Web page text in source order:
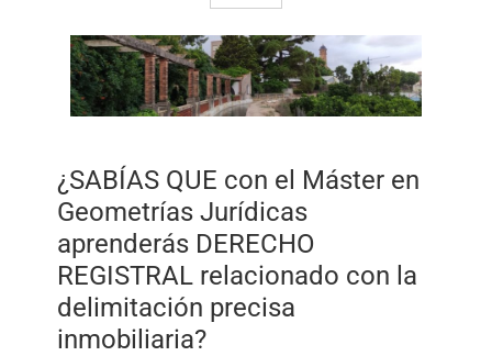
¿SABÍAS QUE con el Máster en
Geometrías Jurídicas
aprenderás DERECHO
REGISTRAL relacionado con la
delimitación precisa
inmobiliaria?